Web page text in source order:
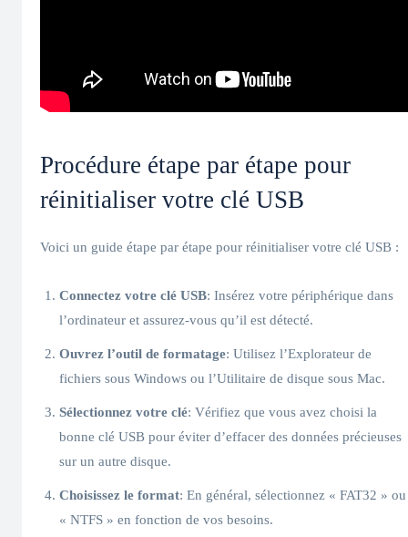
Procédure étape par étape pour
réinitialiser votre clé USB
Voici un guide étape par étape pour réinitialiser votre clé USB :
Connectez votre clé USB: Insérez votre périphérique dans
l’ordinateur et assurez-vous qu’il est détecté.
Ouvrez l’outil de formatage: Utilisez l’Explorateur de
fichiers sous Windows ou l’Utilitaire de disque sous Mac.
Sélectionnez votre clé: Vérifiez que vous avez choisi la
bonne clé USB pour éviter d’effacer des données précieuses
sur un autre disque.
Choisissez le format: En général, sélectionnez « FAT32 » ou
« NTFS » en fonction de vos besoins.